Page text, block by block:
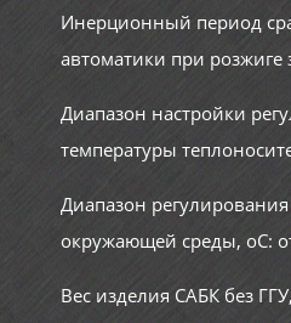
Инерционный период
автоматики при розжиге
Диапазон настройки
температуры
Диапазон
окружающей среды, оС:
Вес изделия САБК без